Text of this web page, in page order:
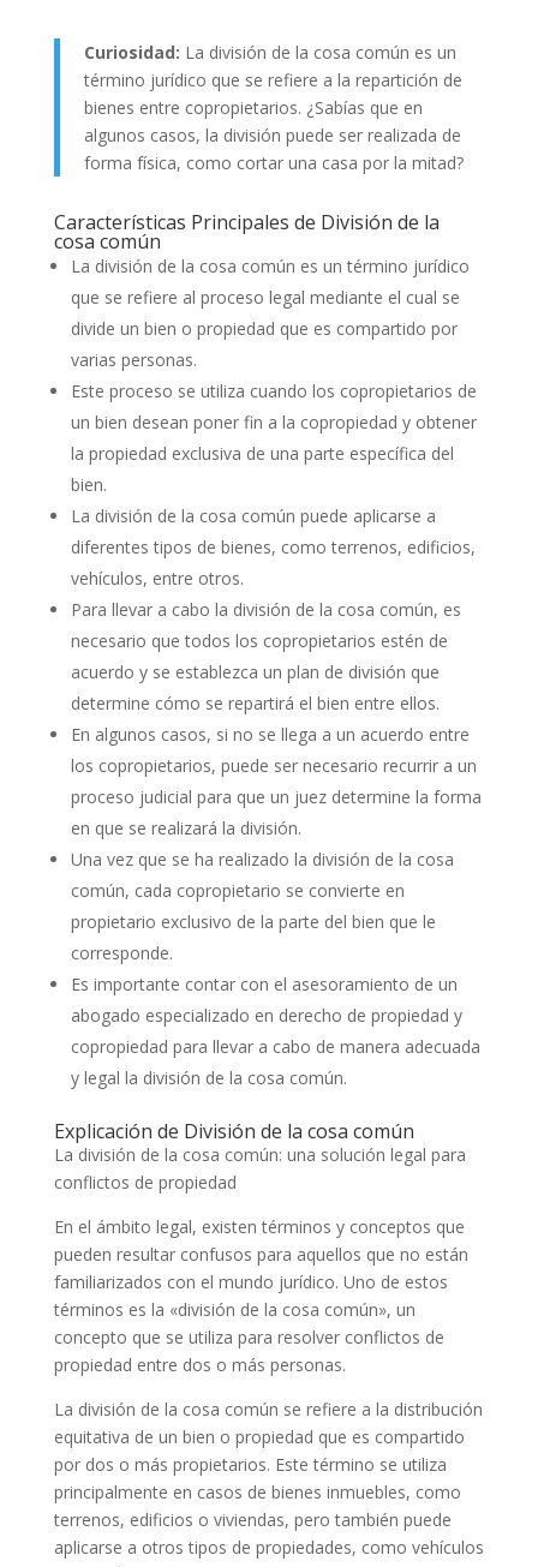
Curiosidad: La división de la cosa común es un
término jurídico que se refiere a la repartición de
bienes entre copropietarios. ¿Sabías que en
algunos casos, la división puede ser realizada de
forma física, como cortar una casa por la mitad?
Características Principales de División de la
cosa común
La división de la cosa común es un término jurídico
que se refiere al proceso legal mediante el cual se
divide un bien o propiedad que es compartido por
varias personas.
Este proceso se utiliza cuando los copropietarios de
un bien desean poner fin a la copropiedad y obtener
la propiedad exclusiva de una parte específica del
bien.
La división de la cosa común puede aplicarse a
diferentes tipos de bienes, como terrenos, edificios,
vehículos, entre otros.
Para llevar a cabo la división de la cosa común, es
necesario que todos los copropietarios estén de
acuerdo y se establezca un plan de división que
determine cómo se repartirá el bien entre ellos.
En algunos casos, si no se llega a un acuerdo entre
los copropietarios, puede ser necesario recurrir a un
proceso judicial para que un juez determine la forma
en que se realizará la división.
Una vez que se ha realizado la división de la cosa
común, cada copropietario se convierte en
propietario exclusivo de la parte del bien que le
corresponde.
Es importante contar con el asesoramiento de un
abogado especializado en derecho de propiedad y
copropiedad para llevar a cabo de manera adecuada
y legal la división de la cosa común.
Explicación de División de la cosa común
La división de la cosa común: una solución legal para
conflictos de propiedad
En el ámbito legal, existen términos y conceptos que
pueden resultar confusos para aquellos que no están
familiarizados con el mundo jurídico. Uno de estos
términos es la «división de la cosa común», un
concepto que se utiliza para resolver conflictos de
propiedad entre dos o más personas.
La división de la cosa común se refiere a la distribución
equitativa de un bien o propiedad que es compartido
por dos o más propietarios. Este término se utiliza
principalmente en casos de bienes inmuebles, como
terrenos, edificios o viviendas, pero también puede
aplicarse a otros tipos de propiedades, como vehículos